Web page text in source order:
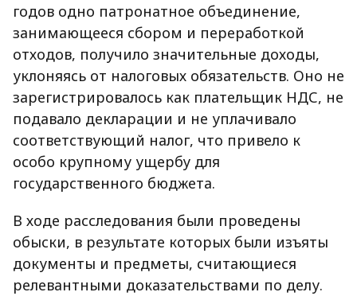
годов одно патронатное объединение,
занимающееся сбором и переработкой
отходов, получило значительные доходы,
уклоняясь от налоговых обязательств. Оно не
зарегистрировалось как плательщик НДС, не
подавало декларации и не уплачивало
соответствующий налог, что привело к
особо крупному ущербу для
государственного бюджета.
В ходе расследования были проведены
обыски, в результате которых были изъяты
документы и предметы, считающиеся
релевантными доказательствами по делу.